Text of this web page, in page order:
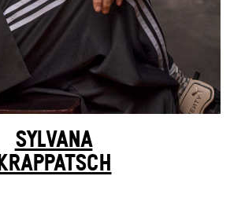
SYLVANA
KRAPPATSCH